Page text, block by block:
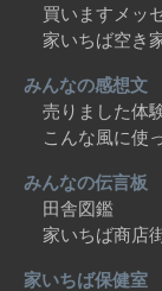
買いますメッ
家いちば空き
みんなの感想文
売りました体
こんな風に使
みんなの伝言板
田舎図鑑
家いちば商店
家いちば保健室